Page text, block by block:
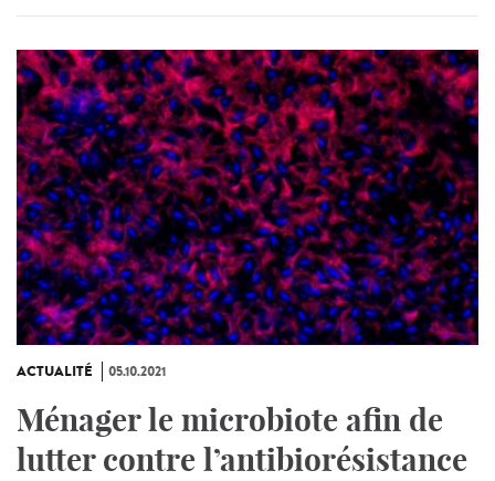
ACTUALITÉ 05.10.2021
Ménager le microbiote afin de
lutter contre l’antibiorésistance